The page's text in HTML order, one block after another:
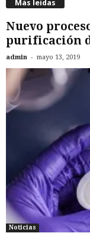
Más leídas
Nuevo
purificación
admin - mayo 13, 2019
Noticias